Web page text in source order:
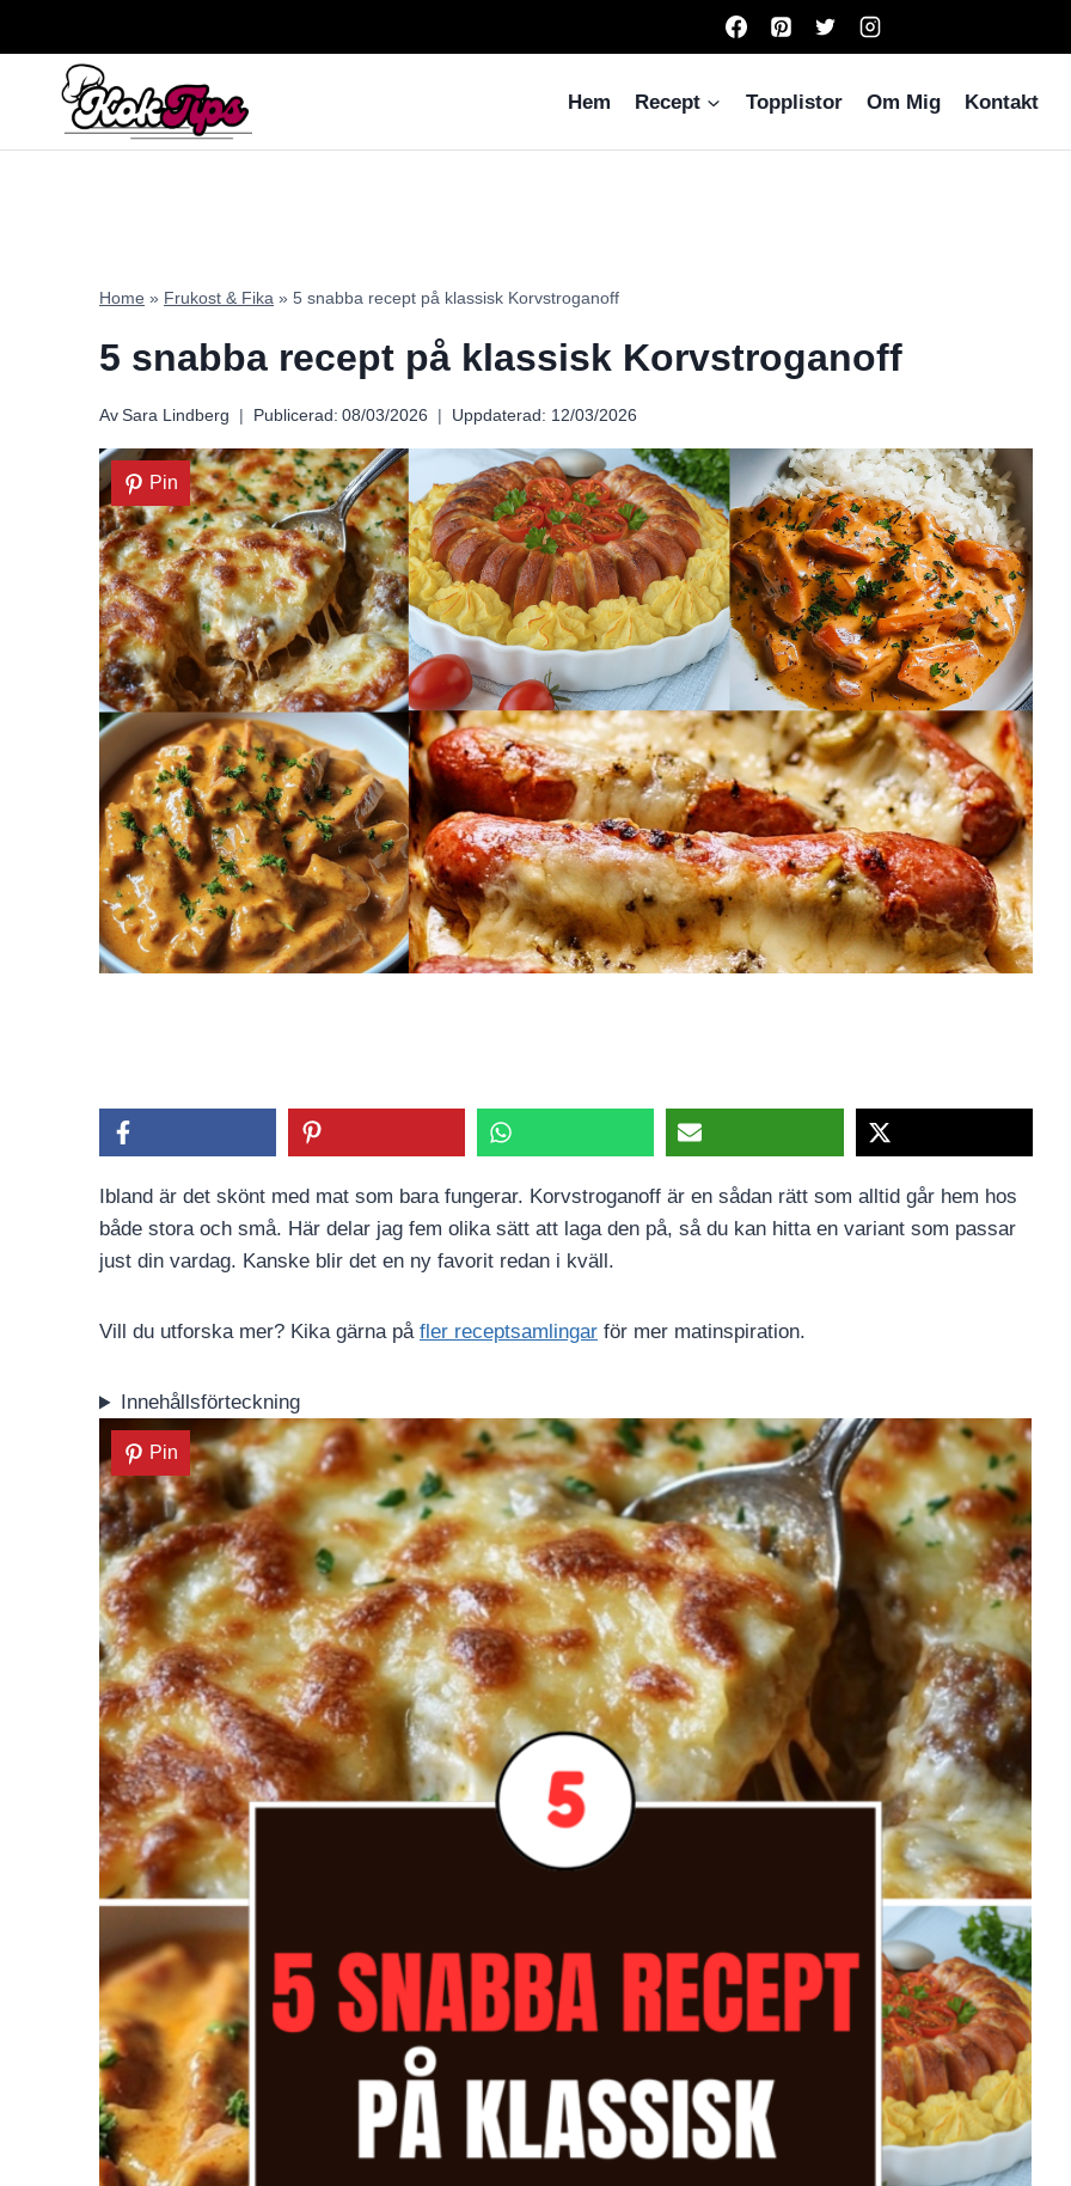
Hem
Recept Topplistor Om Mig Kontakt
Home » Frukost & Fika » 5 snabba recept på klassisk Korvstroganoff
5 snabba recept på klassisk Korvstroganoff
Av Sara Lindberg Publicerad: 08/03/2026 Uppdaterad: 12/03/2026
Pin
Ibland är det skönt med mat som bara fungerar. Korvstroganoff är en sådan rätt som alltid går hem hos
både stora och små. Här delar jag fem olika sätt att laga den på, så du kan hitta en variant som passar
just din vardag. Kanske blir det en ny favorit redan i kväll.
Vill du utforska mer? Kika gärna på fler receptsamlingar för mer matinspiration.
Innehållsförteckning
Pin